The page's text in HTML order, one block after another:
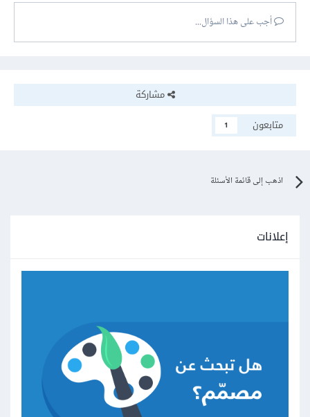
أجب على هذا السؤال...
مشاركة
متابعون
1
اذهب إلى قائمة الأسئلة
إعلانات